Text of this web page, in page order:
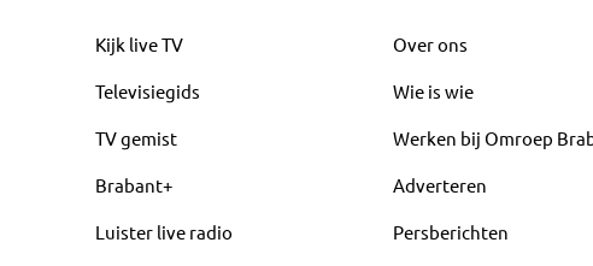
Kijk live TV
Televisiegids
TV gemist
Brabant+
Luister live radio
Over ons
Wie is wie
Werken bij Omroep
Adverteren
Persberichten